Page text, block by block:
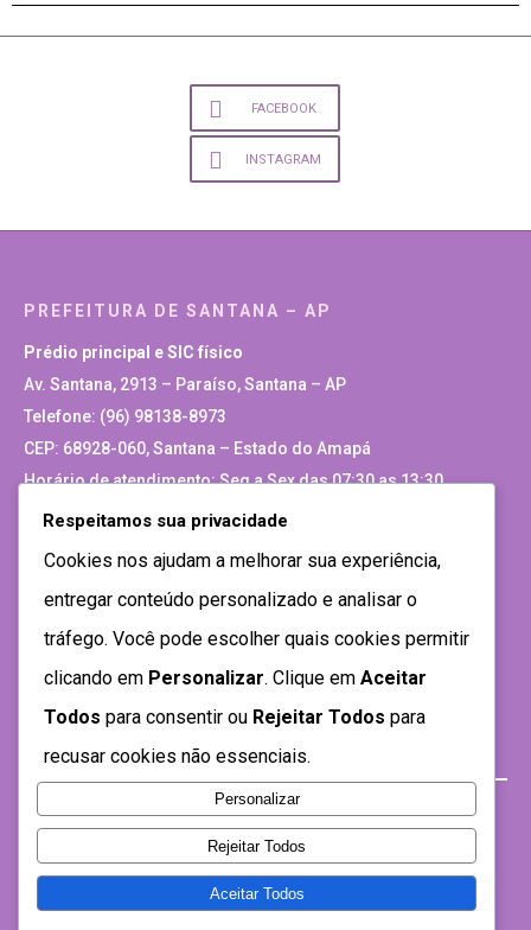
FACEBOOK
INSTAGRAM
PREFEITURA DE SANTANA – AP
Prédio principal e SIC físico
Av. Santana, 2913 – Paraíso, Santana – AP
Telefone: (96) 98138-8973
CEP: 68928-060, Santana – Estado do Amapá
Horário de atendimento: Seg a Sex das 07:30 as 13:30
Site Antigo
Respeitamos sua privacidade
Cookies nos ajudam a melhorar sua experiência,
entregar conteúdo personalizado e analisar o
tráfego. Você pode escolher quais cookies permitir
clicando em Personalizar. Clique em Aceitar
Todos para consentir ou Rejeitar Todos para
recusar cookies não essenciais.
Personalizar
Rejeitar Todos
Aceitar Todos